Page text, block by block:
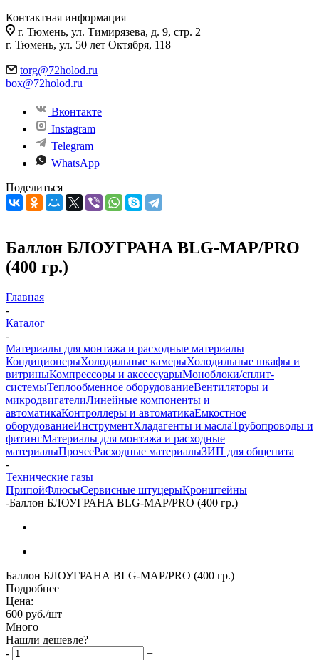
Контактная информация
г. Тюмень, ул. Тимирязева, д. 9, стр. 2
г. Тюмень, ул. 50 лет Октября, 118
torg@72holod.ru
box@72holod.ru
Вконтакте
Instagram
Telegram
WhatsApp
Поделиться
Баллон БЛОУГРАНА BLG-MAP/PRO
(400 гр.)
Главная
-
Каталог
-
Материалы для монтажа и расходные материалы
КондиционерыХолодильные камерыХолодильные шкафы и
витриныКомпрессоры и аксессуарыМоноблоки/сплит-
системыТеплообменное оборудованиеВентиляторы и
микродвигателиЛинейные компоненты и
автоматикаКонтроллеры и автоматикаЕмкостное
оборудованиеИнструментХладагенты и маслаТрубопроводы и
фитингМатериалы для монтажа и расходные
материалыПрочееРасходные материалыЗИП для общепита
-
Технические газы
ПрипойФлюсыСервисные штуцерыКронштейны
-Баллон БЛОУГРАНА BLG-MAP/PRO (400 гр.)
Баллон БЛОУГРАНА BLG-MAP/PRO (400 гр.)
Подробнее
Цена:
600 руб./шт
Много
Нашли дешевле?
-
+